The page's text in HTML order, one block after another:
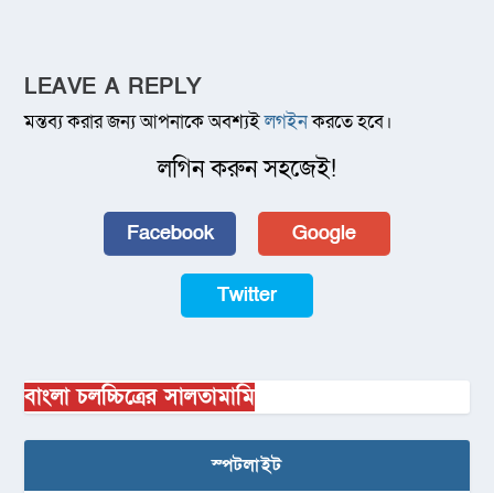
LEAVE A REPLY
মন্তব্য করার জন্য আপনাকে অবশ্যইলগইনকরতে হবে।
লগিন করুন সহজেই!
Facebook Google
Twitter
বাংলা চলচ্চিত্রের সালতামামি
স্পটলাইট